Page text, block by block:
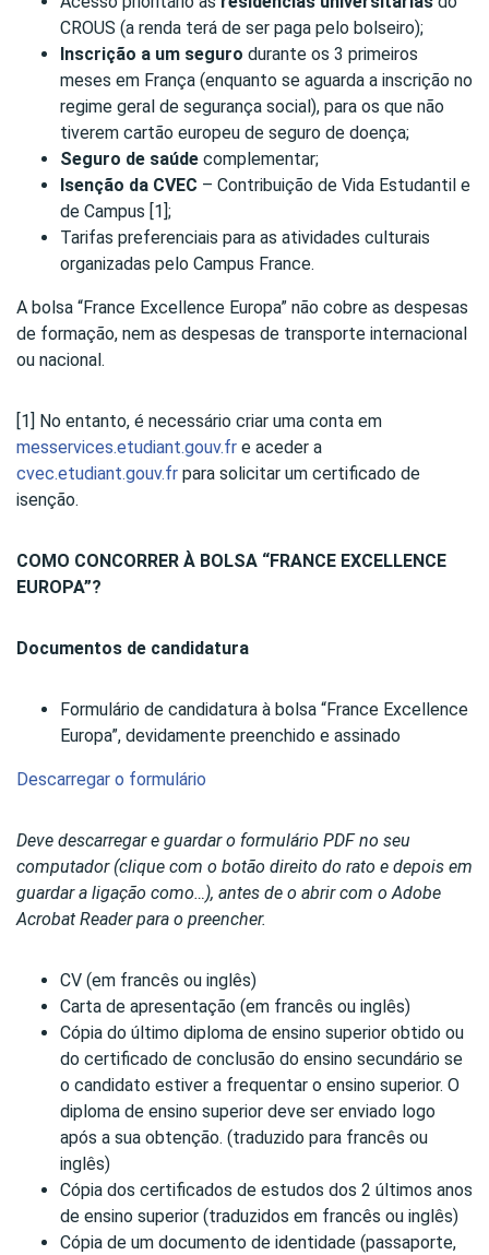
CROUS (a renda terá de ser paga pelo bolseiro);
Inscrição a um seguro durante os 3 primeiros
meses em França (enquanto se aguarda a inscrição no
regime geral de segurança social), para os que não
tiverem cartão europeu de seguro de doença;
Seguro de saúde complementar;
Isenção da CVEC – Contribuição de Vida Estudantil e
de Campus [1];
Tarifas preferenciais para as atividades culturais
organizadas pelo Campus France.
A bolsa “France Excellence Europa” não cobre as despesas
de formação, nem as despesas de transporte internacional
ou nacional.
[1] No entanto, é necessário criar uma conta em
messervices.etudiant.gouv.fr e aceder a
cvec.etudiant.gouv.fr para solicitar um certificado de
isenção.
COMO CONCORRER À BOLSA “FRANCE EXCELLENCE
EUROPA”?
Documentos de candidatura
Formulário de candidatura à bolsa “France Excellence
Europa”, devidamente preenchido e assinado
Descarregar o formulário
Deve descarregar e guardar o formulário PDF no seu
computador (clique com o botão direito do rato e depois em
guardar a ligação como…), antes de o abrir com o Adobe
Acrobat Reader para o preencher.
CV (em francês ou inglês)
Carta de apresentação (em francês ou inglês)
Cópia do último diploma de ensino superior obtido ou
do certificado de conclusão do ensino secundário se
o candidato estiver a frequentar o ensino superior. O
diploma de ensino superior deve ser enviado logo
após a sua obtenção. (traduzido para francês ou
inglês)
Cópia dos certificados de estudos dos 2 últimos anos
de ensino superior (traduzidos em francês ou inglês)
Cópia de um documento de identidade (passaporte,